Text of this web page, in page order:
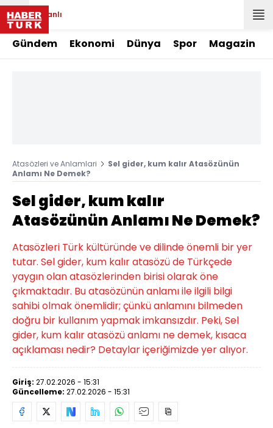
Canlı
Gündem Ekonomi Dünya Spor Magazin
Atasözleri ve Anlamlari
Sel gider, kum kalır Atasözünün
Anlamı Ne Demek?
Sel gider, kum kalır
Atasözünün Anlamı Ne Demek?
Atasözleri Türk kültüründe ve dilinde önemli bir yer
tutar. Sel gider, kum kalır atasözü de Türkçede
yaygın olan atasözlerinden birisi olarak öne
çıkmaktadır. Bu atasözünün anlamı ile ilgili bilgi
sahibi olmak önemlidir; çünkü anlamını bilmeden
doğru bir kullanım yapmak imkansızdır. Peki, Sel
gider, kum kalır atasözü anlamı ne demek, kısaca
açıklaması nedir? Detaylar içeriğimizde yer alıyor.
Giriş: 27.02.2026 - 15:31
Güncelleme: 27.02.2026 - 15:31